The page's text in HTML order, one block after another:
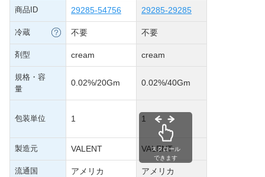
商品ID 29285-54756 29285-29285
冷蔵 不要 不要
剤型 cream cream
規格・容
量
0.02%/20Gm 0.02%/40Gm
包装単位 1 1
製造元 VALENT VALENT
流通国 アメリカ アメリカ
スクロール
できます